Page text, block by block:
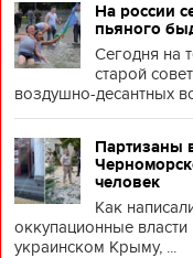
На россии
пьяного
Сегодня на
старой
воздушно-десантных
Партизаны
человек
Как
оккупационные
украинском Крыму, ...